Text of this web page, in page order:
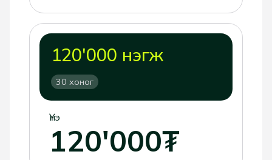
120'000 нэгж
30 хоног
Үнэ
120'000₮